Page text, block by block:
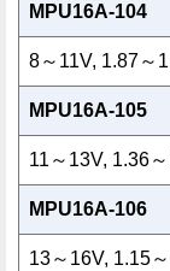
MPU16A-104
8～11V, 1.87～
MPU16A-105
11～13V, 1.36
MPU16A-106
13～16V, 1.15